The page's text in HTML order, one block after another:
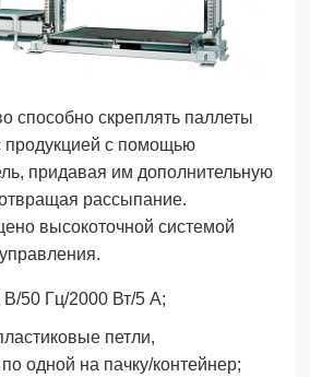
способно скреплять паллеты
продукцией с помощью
придавая им дополнительную
рассыпание.
высокоточной системой
50 Гц/2000 Вт/5 А;
петли,
одной на пачку/контейнер;